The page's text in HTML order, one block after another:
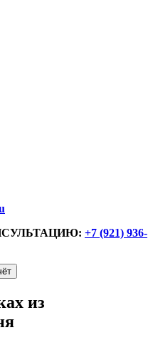
+7 (921) 936-
из